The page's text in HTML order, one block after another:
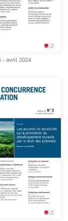
- avril 2024